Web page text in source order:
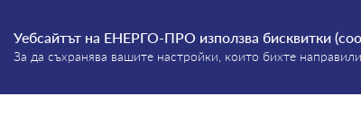
Уебсайтът на ЕНЕРГО-ПРО използва бисквитки
За да съхранява вашите настройки, които бихте